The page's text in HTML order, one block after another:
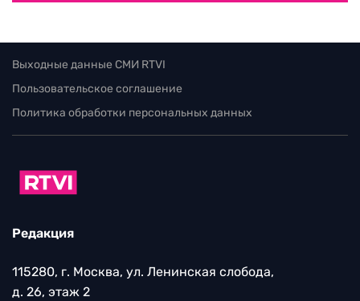
Выходные данные СМИ RTVI
Пользовательское соглашение
Политика обработки персональных данных
Редакция
115280, г. Москва, ул. Ленинская слобода,
д. 26, этаж 2